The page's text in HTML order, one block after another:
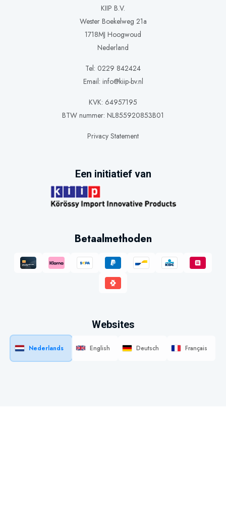
KIIP B.V.
Wester Boekelweg 21a
1718MJ Hoogwoud
Nederland
Tel: 0229 842424
Email: info@kiip-bv.nl
KVK: 64957195
BTW nummer: NL855920853B01
Privacy Statement
Een initiatief van
Betaalmethoden
Websites
Nederlands English Deutsch Français